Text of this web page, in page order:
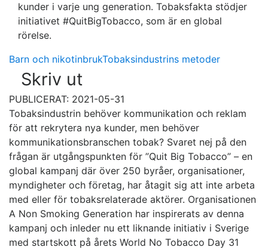
kunder i varje ung generation. Tobaksfakta stödjer
initiativet #QuitBigTobacco, som är en global
rörelse.
Barn och nikotinbrukTobaksindustrins metoder
Skriv ut
PUBLICERAT: 2021-05-31
Tobaksindustrin behöver kommunikation och reklam
för att rekrytera nya kunder, men behöver
kommunikationsbranschen tobak? Svaret nej på den
frågan är utgångspunkten för ”Quit Big Tobacco” – en
global kampanj där över 250 byråer, organisationer,
myndigheter och företag, har åtagit sig att inte arbeta
med eller för tobaksrelaterade aktörer. Organisationen
A Non Smoking Generation har inspirerats av denna
kampanj och inleder nu ett liknande initiativ i Sverige
med startskott på årets World No Tobacco Day 31